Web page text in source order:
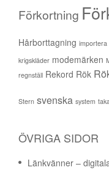
Förkortning
Hårborttagning importera
krigskläder modemärken
regnställ Rekord Rök
Stern svenska system
ÖVRIGA SIDOR
Länkvänner –